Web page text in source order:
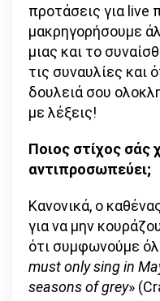
προτάσεις για live
μακρηγορήσουμε
μιας και το
τις συναυλίες και
δουλειά σου
με λέξεις!
Ποιος στίχος σάς
αντιπροσωπεύει;
Κανονικά, ο
για να μην
ότι συμφωνούμε
must only sing in
seasons of grey»